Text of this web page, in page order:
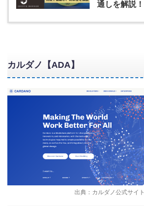
通しを解説！
カルダノ【ADA】
出典：カルダノ公式サイト